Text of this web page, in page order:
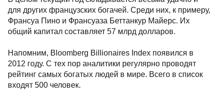
для других французских богачей. Среди них, к примеру,
Франсуа Пино и Франсуаза Беттанкур Майерс. Их
общий капитал составляет 57 млрд долларов.
Напомним, Bloomberg Billionaires Index появился в
2012 году. С тех пор аналитики регулярно проводят
рейтинг самых богатых людей в мире. Всего в список
входят 500 человек.